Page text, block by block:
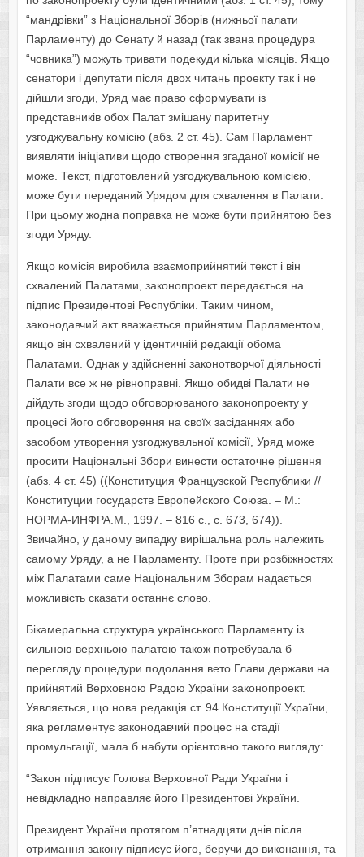
“мандрівки” з Національної Зборів (нижньої палати
Парламенту) до Сенату й назад (так звана процедура
“човника”) можуть тривати подекуди кілька місяців. Якщо
сенатори і депутати після двох читань проекту так і не
дійшли згоди, Уряд має право сформувати із
представників обох Палат змішану паритетну
узгоджувальну комісію (абз. 2 ст. 45). Сам Парламент
виявляти ініціативи щодо створення згаданої комісії не
може. Текст, підготовлений узгоджувальною комісією,
може бути переданий Урядом для схвалення в Палати.
При цьому жодна поправка не може бути прийнятою без
згоди Уряду.
Якщо комісія виробила взаємоприйнятий текст і він
схвалений Палатами, законопроект передається на
підпис Президентові Республіки. Таким чином,
законодавчий акт вважається прийнятим Парламентом,
якщо він схвалений у ідентичній редакції обома
Палатами. Однак у здійсненні законотворчої діяльності
Палати все ж не рівноправні. Якщо обидві Палати не
дійдуть згоди щодо обговорюваного законопроекту у
процесі його обговорення на своїх засіданнях або
засобом утворення узгоджувальної комісії, Уряд може
просити Національні Збори винести остаточне рішення
(абз. 4 ст. 45) ((Конституция Французской Республики //
Конституции государств Европейского Союза. – М.:
НОРМА-ИНФРА.М., 1997. – 816 с., с. 673, 674)).
Звичайно, у даному випадку вирішальна роль належить
самому Уряду, а не Парламенту. Проте при розбіжностях
між Палатами саме Національним Зборам надається
можливість сказати останнє слово.
Бікамеральна структура українського Парламенту із
сильною верхньою палатою також потребувала б
перегляду процедури подолання вето Глави держави на
прийнятий Верховною Радою України законопроект.
Уявляється, що нова редакція ст. 94 Конституції України,
яка регламентує законодавчий процес на стадії
промульгації, мала б набути орієнтовно такого вигляду:
“Закон підписує Голова Верховної Ради України і
невідкладно направляє його Президентові України.
Президент України протягом п’ятнадцяти днів після
отримання закону підписує його, беручи до виконання, та